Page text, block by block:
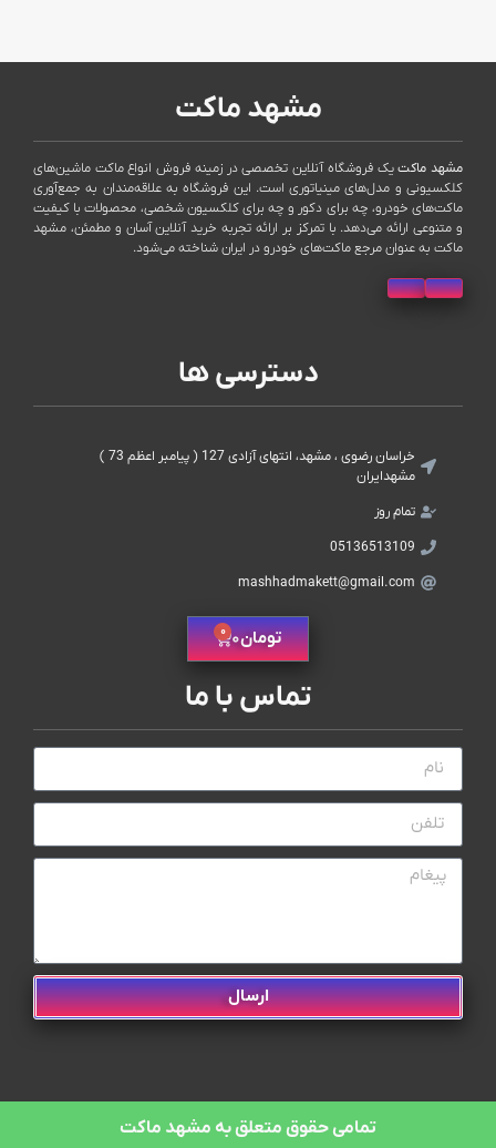
مشهد ماکت
مشهد ماکتیک فروشگاه آنلاین تخصصی در زمینه فروش انواع ماکت ماشین‌های
کلکسیونی و مدل‌های مینیاتوری است. این فروشگاه به علاقه‌مندان به جمع‌آوری
ماکت‌های خودرو، چه برای دکور و چه برای کلکسیون شخصی، محصولات با کیفیت
و متنوعی ارائه می‌دهد. با تمرکز بر ارائه تجربه خرید آنلاین آسان و مطمئن، مشهد
ماکت به عنوان مرجع ماکت‌های خودرو در ایران شناخته می‌شود.
دسترسی ها
خراسان رضوی ، مشهد، انتهای آزادی 127 ( پیامبر اعظم 73 )
مشهدایران
تمام روز
05136513109
mashhadmakett@gmail.com
تومان0
0
تماس با ما
ارسال
تمامی حقوق متعلق به مشهد ماکت